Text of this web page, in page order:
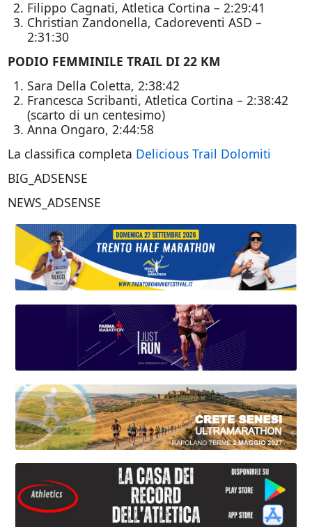
Filippo Cagnati, Atletica Cortina – 2:29:41
Christian Zandonella, Cadoreventi ASD –
2:31:30
PODIO FEMMINILE TRAIL DI 22 KM
Sara Della Coletta, 2:38:42
Francesca Scribanti, Atletica Cortina – 2:38:42
(scarto di un centesimo)
Anna Ongaro, 2:44:58
La classifica completa Delicious Trail Dolomiti
BIG_ADSENSE
NEWS_ADSENSE